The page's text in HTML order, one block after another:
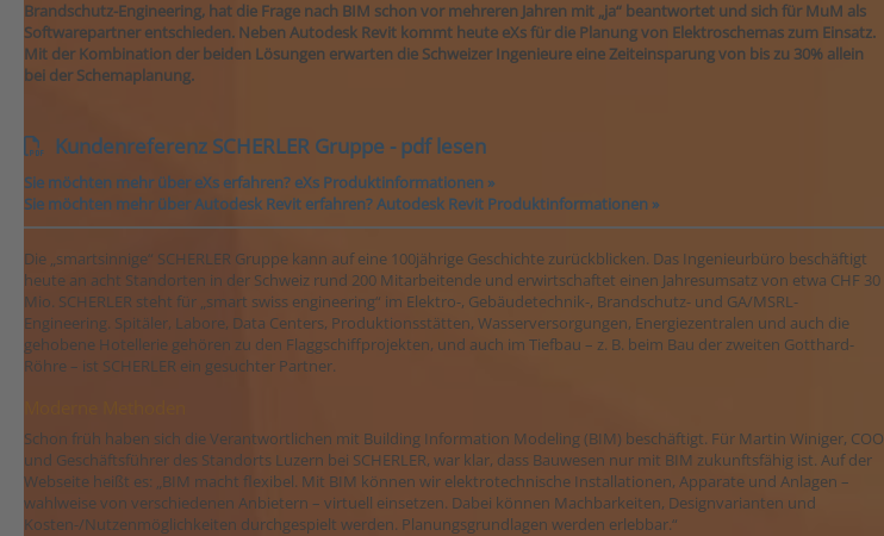
Brandschutz-Engineering, hat die Frage nach BIM schon vor mehreren Jahren mit „ja“ beantwortet und sich für MuM als
Softwarepartner entschieden. Neben Autodesk Revit kommt heute eXs für die Planung von Elektroschemas zum Einsatz.
Mit der Kombination der beiden Lösungen erwarten die Schweizer Ingenieure eine Zeiteinsparung von bis zu 30% allein
bei der Schemaplanung.
Kundenreferenz SCHERLER Gruppe - pdf lesen
Sie möchten mehr über eXs erfahren? eXs Produktinformationen »
Sie möchten mehr über Autodesk Revit erfahren? Autodesk Revit Produktinformationen »
Die „smartsinnige“ SCHERLER Gruppe kann auf eine 100jährige Geschichte zurückblicken. Das Ingenieurbüro beschäftigt
heute an acht Standorten in der Schweiz rund 200 Mitarbeitende und erwirtschaftet einen Jahresumsatz von etwa CHF 30
Mio. SCHERLER steht für „smart swiss engineering“ im Elektro-, Gebäudetechnik-, Brandschutz- und GA/MSRL-
Engineering. Spitäler, Labore, Data Centers, Produktionsstätten, Wasserversorgungen, Energiezentralen und auch die
gehobene Hotellerie gehören zu den Flaggschiffprojekten, und auch im Tiefbau – z. B. beim Bau der zweiten Gotthard-
Röhre – ist SCHERLER ein gesuchter Partner.
Schon früh haben sich die Verantwortlichen mit Building Information Modeling (BIM) beschäftigt. Für Martin Winiger, COO
und Geschäftsführer des Standorts Luzern bei SCHERLER, war klar, dass Bauwesen nur mit BIM zukunftsfähig ist. Auf der
Webseite heißt es: „BIM macht flexibel. Mit BIM können wir elektrotechnische Installationen, Apparate und Anlagen –
wahlweise von verschiedenen Anbietern – virtuell einsetzen. Dabei können Machbarkeiten, Designvarianten und
Kosten-/Nutzenmöglichkeiten durchgespielt werden. Planungsgrundlagen werden erlebbar.“